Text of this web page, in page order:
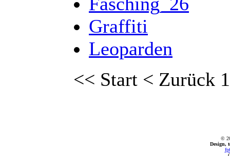
Graffiti
Leoparden
<< Start < Zurück 1
©
Design,